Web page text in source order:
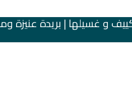
غسيلها | بريدة عنيزة